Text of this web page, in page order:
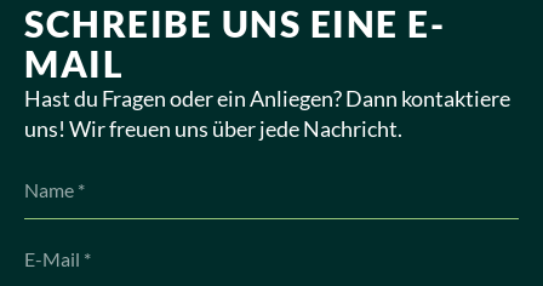
SCHREIBE UNS EINE E-
MAIL
Hast du Fragen oder ein Anliegen? Dann kontaktiere
uns! Wir freuen uns über jede Nachricht.